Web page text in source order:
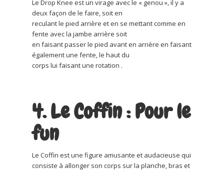
Le Drop Knee est un virage avec le « genou », il y a
deux façon de le faire, soit en
reculant le pied arrière et en se mettant comme en
fente avec la jambe arrière soit
en faisant passer le pied avant en arrière en faisant
également une fente, le haut du
corps lui faisant une rotation .
4. Le Coffin : Pour le
fun
Le Coffin est une figure amusante et audacieuse qui
consiste à allonger son corps sur la planche, bras et